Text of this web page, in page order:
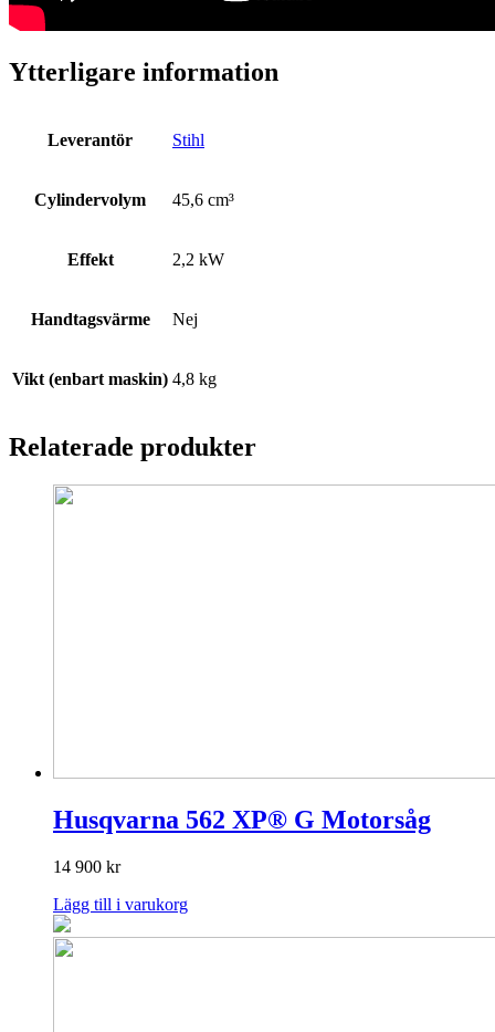
Ytterligare information
Leverantör Stihl
Cylindervolym 45,6 cm³
Effekt 2,2 kW
Handtagsvärme Nej
Vikt (enbart maskin) 4,8 kg
Relaterade produkter
Husqvarna 562 XP® G Motorsåg
14 900 kr
Lägg till i varukorg